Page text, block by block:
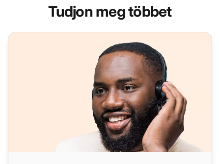
Tudjon meg többet
Funkciókban gazdag telefonszoftver